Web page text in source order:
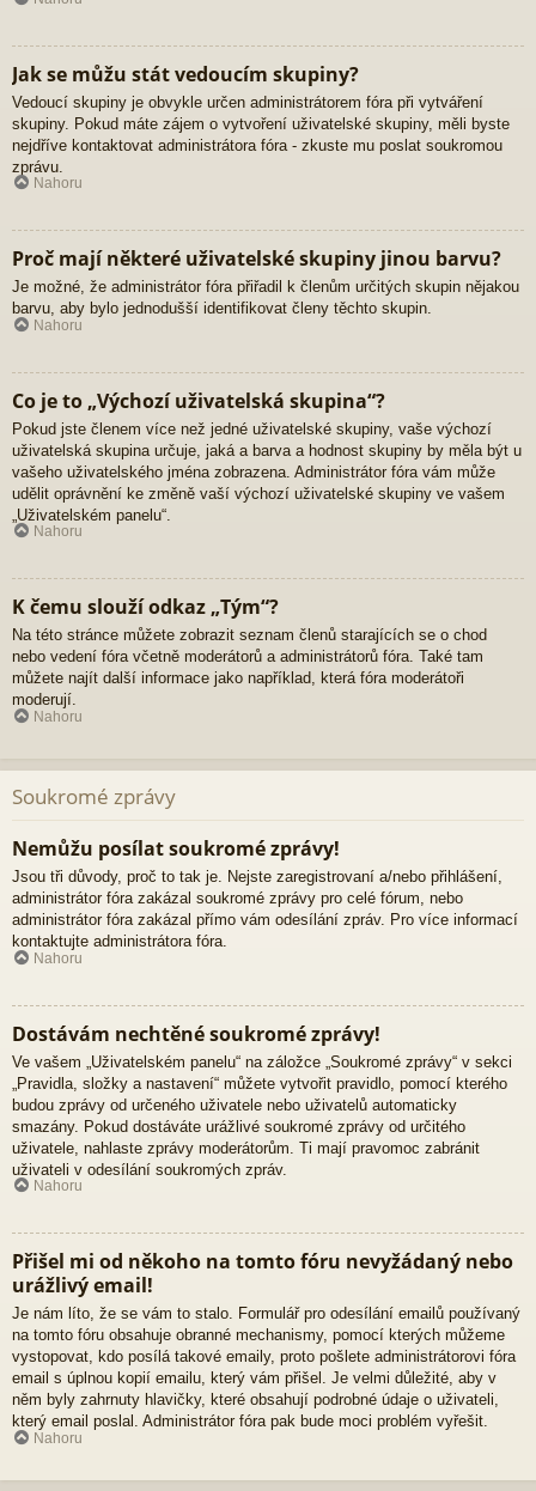
Jak se můžu stát vedoucím skupiny?
Vedoucí skupiny je obvykle určen administrátorem fóra při vytváření
skupiny. Pokud máte zájem o vytvoření uživatelské skupiny, měli byste
nejdříve kontaktovat administrátora fóra - zkuste mu poslat soukromou
zprávu.
Nahoru
Proč mají některé uživatelské skupiny jinou barvu?
Je možné, že administrátor fóra přiřadil k členům určitých skupin nějakou
barvu, aby bylo jednodušší identifikovat členy těchto skupin.
Nahoru
Co je to „Výchozí uživatelská skupina“?
Pokud jste členem více než jedné uživatelské skupiny, vaše výchozí
uživatelská skupina určuje, jaká a barva a hodnost skupiny by měla být u
vašeho uživatelského jména zobrazena. Administrátor fóra vám může
udělit oprávnění ke změně vaší výchozí uživatelské skupiny ve vašem
„Uživatelském panelu“.
Nahoru
K čemu slouží odkaz „Tým“?
Na této stránce můžete zobrazit seznam členů starajících se o chod
nebo vedení fóra včetně moderátorů a administrátorů fóra. Také tam
můžete najít další informace jako například, která fóra moderátoři
moderují.
Nahoru
Soukromé zprávy
Nemůžu posílat soukromé zprávy!
Jsou tři důvody, proč to tak je. Nejste zaregistrovaní a/nebo přihlášení,
administrátor fóra zakázal soukromé zprávy pro celé fórum, nebo
administrátor fóra zakázal přímo vám odesílání zpráv. Pro více informací
kontaktujte administrátora fóra.
Nahoru
Dostávám nechtěné soukromé zprávy!
Ve vašem „Uživatelském panelu“ na záložce „Soukromé zprávy“ v sekci
„Pravidla, složky a nastavení“ můžete vytvořit pravidlo, pomocí kterého
budou zprávy od určeného uživatele nebo uživatelů automaticky
smazány. Pokud dostáváte urážlivé soukromé zprávy od určitého
uživatele, nahlaste zprávy moderátorům. Ti mají pravomoc zabránit
uživateli v odesílání soukromých zpráv.
Nahoru
Přišel mi od někoho na tomto fóru nevyžádaný nebo
urážlivý email!
Je nám líto, že se vám to stalo. Formulář pro odesílání emailů používaný
na tomto fóru obsahuje obranné mechanismy, pomocí kterých můžeme
vystopovat, kdo posílá takové emaily, proto pošlete administrátorovi fóra
email s úplnou kopií emailu, který vám přišel. Je velmi důležité, aby v
něm byly zahrnuty hlavičky, které obsahují podrobné údaje o uživateli,
který email poslal. Administrátor fóra pak bude moci problém vyřešit.
Nahoru